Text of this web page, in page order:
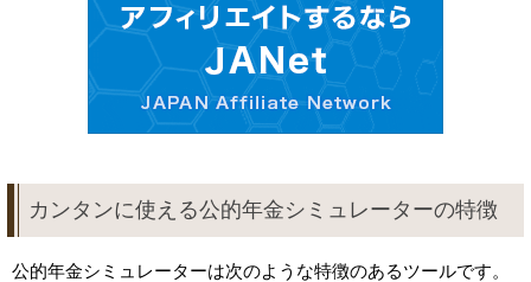
カンタンに使える公的年金シミュレーターの特徴
公的年金シミュレーターは次のような特徴のあるツールです。